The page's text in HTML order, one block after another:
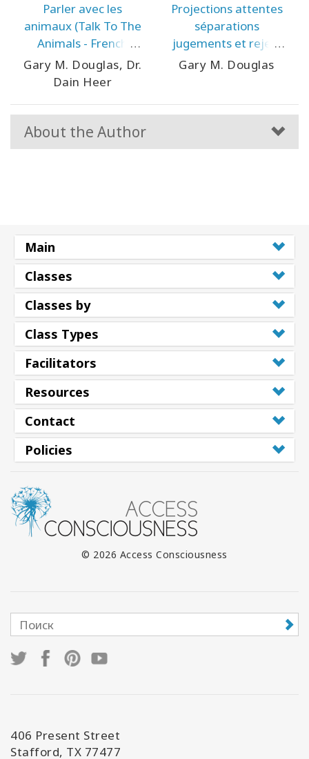
Parler avec les
animaux (Talk To The
Animals - French
Version)
Gary M. Douglas, Dr.
Dain Heer
Projections attentes
séparations
jugements et rejets
(Projections
Judgments &
Rejections - French
Version)
Gary M. Douglas
About the Author
Main
Classes
Classes by
Class Types
Facilitators
Resources
Contact
Policies
© 2026 Access Consciousness
406 Present Street
Stafford, TX 77477